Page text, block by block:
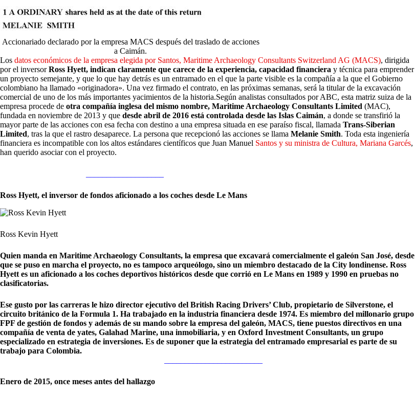
Accionariado declarado por la empresa MACS después del traslado de acciones
a Caimán.
Los datos económicos de la empresa elegida por Santos, Maritime Archaeology Consultants Switzerland AG (MACS), dirigida
por el inversorRoss Hyett, indican claramente que carece de la experiencia, capacidad financiera y técnica para emprender
un proyecto semejante, y que lo que hay detrás es un entramado en el que la parte visible es la compañía a la que el Gobierno
colombiano ha llamado «originadora». Una vez firmado el contrato, en las próximas semanas, será la titular de la excavación
comercial de uno de los más importantes yacimientos de la historia.Según analistas consultados por ABC, esta matriz suiza de la
empresa procede de otra compañía inglesa del mismo nombre, Maritime Archaeology Consultants Limited (MAC),
fundada en noviembre de 2013 y que desde abril de 2016 está controlada desde las Islas Caimán, a donde se transfirió la
mayor parte de las acciones con esa fecha con destino a una empresa situada en ese paraíso fiscal, llamada Trans-Siberian
Limited, tras la que el rastro desaparece. La persona que recepcionó las acciones se llama Melanie Smith. Toda esta ingeniería
financiera es incompatible con los altos estándares científicos que Juan Manuel Santos y su ministra de Cultura, Mariana Garcés,
han querido asociar con el proyecto.
Ross Hyett, el inversor de fondos aficionado a los coches desde Le Mans
Ross Kevin Hyett
Quien manda en Maritime Archaeology Consultants, la empresa que excavará comercialmente el galeón San José, desde
que se puso en marcha el proyecto, no es tampoco arqueólogo, sino un miembro destacado de la City londinense. Ross
Hyett es un aficionado a los coches deportivos históricos desde que corrió en Le Mans en 1989 y 1990 en pruebas no
clasificatorias.
Ese gusto por las carreras le hizo director ejecutivo del British Racing Drivers’ Club, propietario de Silverstone, el
circuito británico de la Formula 1. Ha trabajado en la industria financiera desde 1974. Es miembro del millonario grupo
FPF de gestión de fondos y además de su mando sobre la empresa del galeón, MACS, tiene puestos directivos en una
compañía de venta de yates, Galahad Marine, una inmobiliaria, y en Oxford Investment Consultants, un grupo
especializado en estrategia de inversiones. Es de suponer que la estrategia del entramado empresarial es parte de su
trabajo para Colombia.
Enero de 2015, once meses antes del hallazgo